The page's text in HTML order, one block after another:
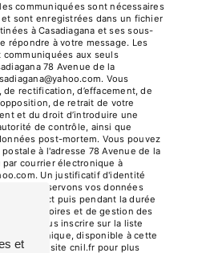
communiquées sont nécessaires
sont enregistrées dans un fichier
à Casadiagana et ses sous-
répondre à votre message. Les
aux seuls
78 Avenue de la
Vous
de rectification, d’effacement, de
de retrait de votre
et du droit d’introduire une
de contrôle, ainsi que
post-mortem. Vous pouvez
à l'adresse 78 Avenue de la
par courrier électronique à
Un justificatif d'identité
Nous conservons vos données
de contact puis pendant la durée
probatoires et de gestion des
de vous inscrire sur la liste
téléphonique, disponible à cette
le site cnil.fr pour plus
et